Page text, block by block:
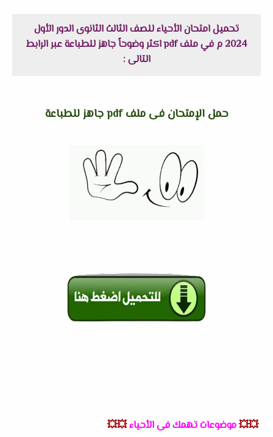
تحميل امتحان الأحياء للصف الثالث الثانوى الدور الأول
2024 م في ملف pdf اكثر وضوحاً جاهز للطباعة عبر الرابط
التالى :
حمل الإمتحان فى ملف pdf جاهز للطباعة
💥💥موضوعات تهمك فى الأحياء💥💥